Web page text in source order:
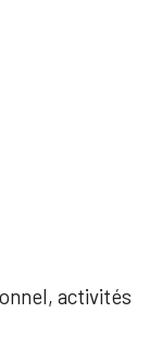
activités